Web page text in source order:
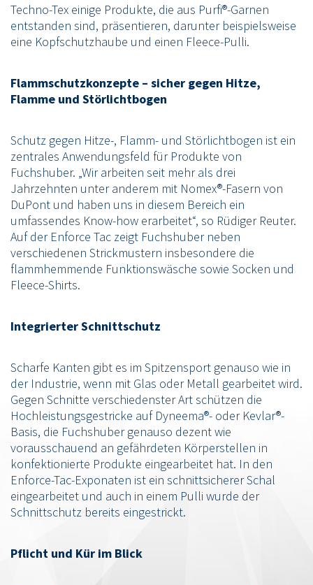
Techno-Tex einige Produkte, die aus Purfi®-Garnen
entstanden sind, präsentieren, darunter beispielsweise
eine Kopfschutzhaube und einen Fleece-Pulli.
Flammschutzkonzepte – sicher gegen Hitze,
Flamme und Störlichtbogen
Schutz gegen Hitze-, Flamm- und Störlichtbogen ist ein
zentrales Anwendungsfeld für Produkte von
Fuchshuber. „Wir arbeiten seit mehr als drei
Jahrzehnten unter anderem mit Nomex®-Fasern von
DuPont und haben uns in diesem Bereich ein
umfassendes Know-how erarbeitet“, so Rüdiger Reuter.
Auf der Enforce Tac zeigt Fuchshuber neben
verschiedenen Strickmustern insbesondere die
flammhemmende Funktionswäsche sowie Socken und
Fleece-Shirts.
Integrierter Schnittschutz
Scharfe Kanten gibt es im Spitzensport genauso wie in
der Industrie, wenn mit Glas oder Metall gearbeitet wird.
Gegen Schnitte verschiedenster Art schützen die
Hochleistungsgestricke auf Dyneema®- oder Kevlar®-
Basis, die Fuchshuber genauso dezent wie
vorausschauend an gefährdeten Körperstellen in
konfektionierte Produkte eingearbeitet hat. In den
Enforce-Tac-Exponaten ist ein schnittsicherer Schal
eingearbeitet und auch in einem Pulli wurde der
Schnittschutz bereits eingestrickt.
Pflicht und Kür im Blick